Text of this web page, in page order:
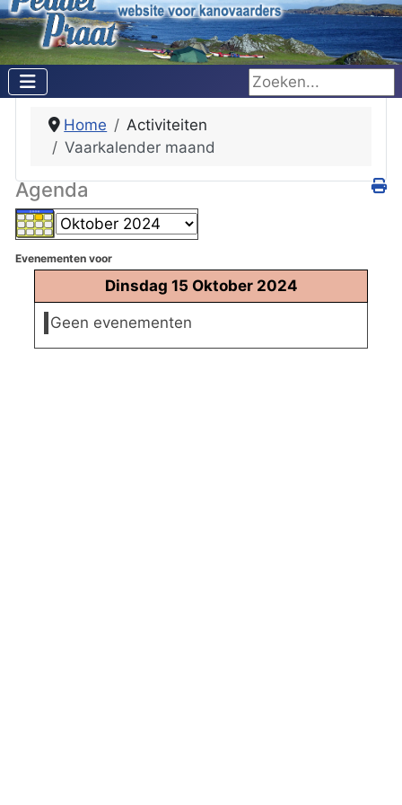
Zoeken...
Home
Activiteiten
Vaarkalender maand
Agenda
Evenementen voor
Dinsdag 15 Oktober 2024
Geen evenementen